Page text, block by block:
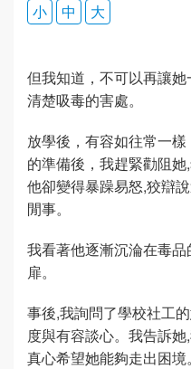
小 中 大
但我知道，不可以再讓
清楚吸毒的害處。
放學後，有容如往常一
的準備後，我趕緊勸阻
他卻變得暴躁易怒,狡辯
閒事。
我看著他逐漸沉淪在毒
扉。
事後,我詢問了學校社工
度與有容談心。我告訴
真心希望她能夠走出困